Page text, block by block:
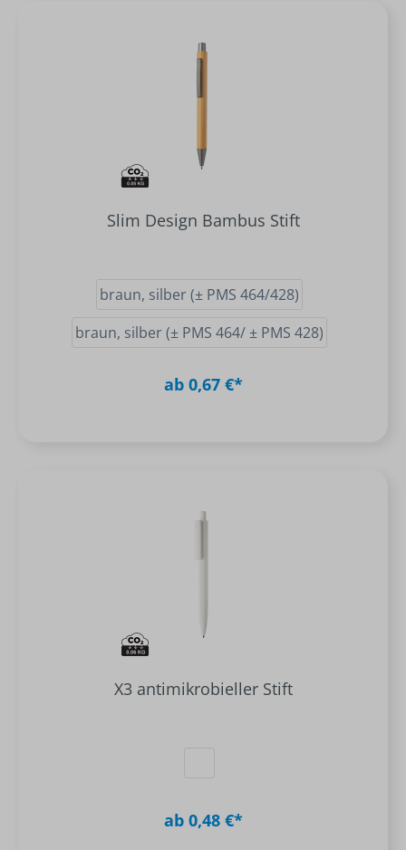
Slim Design Bambus Stift
braun, silber (± PMS 464/428)
braun, silber (± PMS 464/ ± PMS 428)
ab 0,67 €*
X3 antimikrobieller Stift
ab 0,48 €*